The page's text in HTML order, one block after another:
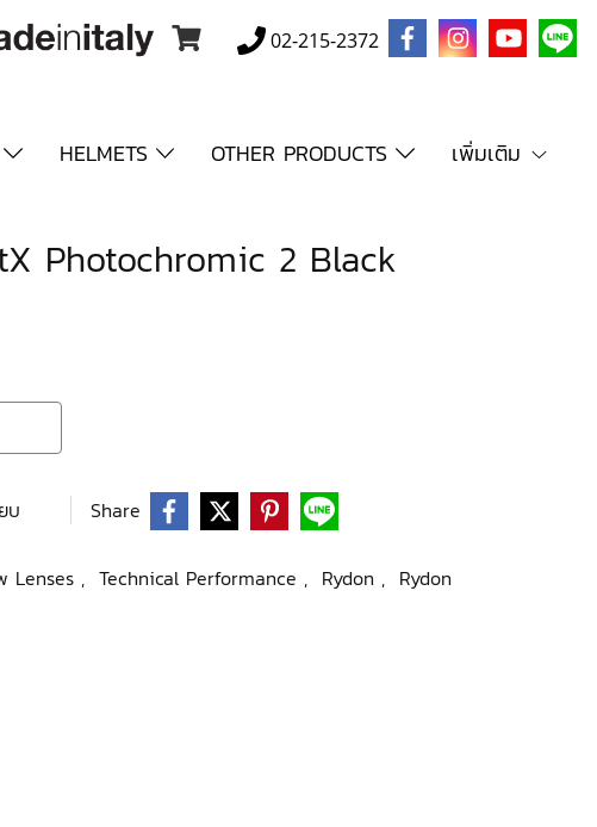
02-215-2372
HELMETS OTHER PRODUCTS เพิ่มเติม
Photochromic 2 Black
บ Share
Lenses , Technical Performance , Rydon , Rydon